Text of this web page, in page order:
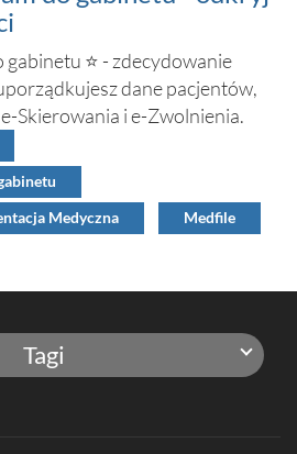
⭐ - zdecydowanie
dane pacjentów,
Skierowania i e-Zwolnienia.
Medyczna Medfile
Tagi